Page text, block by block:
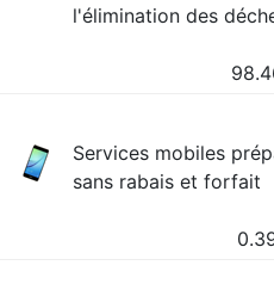
l'élimination des
Services mobiles
sans rabais et forfait